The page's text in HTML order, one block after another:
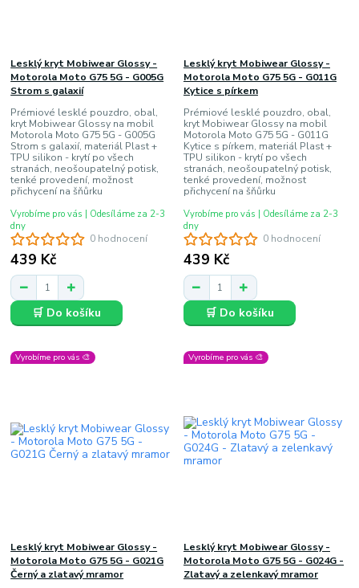
0 hodnocení
Lesklý kryt Mobiwear Glossy -
Motorola Moto G75 5G - G005G
Strom s galaxií
Prémiové lesklé pouzdro, obal,
kryt Mobiwear Glossy na mobil
Motorola Moto G75 5G - G005G
Strom s galaxií, materiál Plast +
TPU silikon - krytí po všech
stranách, neošoupatelný potisk,
tenké provedení, možnost
přichycení na šňůrku
439 Kč
Vyrobíme pro vás | Odesíláme za 2-3
dny
🛒 Do košíku
0 hodnocení
Lesklý kryt Mobiwear Glossy -
Motorola Moto G75 5G - G011G
Kytice s pírkem
Prémiové lesklé pouzdro, obal,
kryt Mobiwear Glossy na mobil
Motorola Moto G75 5G - G011G
Kytice s pírkem, materiál Plast +
TPU silikon - krytí po všech
stranách, neošoupatelný potisk,
tenké provedení, možnost
přichycení na šňůrku
439 Kč
Vyrobíme pro vás | Odesíláme za 2-3
dny
🛒 Do košíku
Vyrobíme pro vás 🎨
Lesklý kryt Mobiwear Glossy -
Motorola Moto G75 5G - G021G
Černý a zlatavý mramor
Vyrobíme pro vás 🎨
Lesklý kryt Mobiwear Glossy -
Motorola Moto G75 5G - G024G -
Zlatavý a zelenkavý mramor